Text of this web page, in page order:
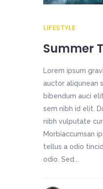
LIFESTYLE
Summer
Lorem ipsum
auctor aliqunean
bibendum auci
sem nibh id elit.
nibh vulputate
Morbiaccumsan
tellus a odio
odio. Sed...